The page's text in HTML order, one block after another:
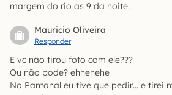
margem do rio as 9 da noite.
Mauricio Oliveira
Responder
E vc não tirou foto com ele???
Ou não pode? ehhehehe
No Pantanal eu tive que pedir… e tirei